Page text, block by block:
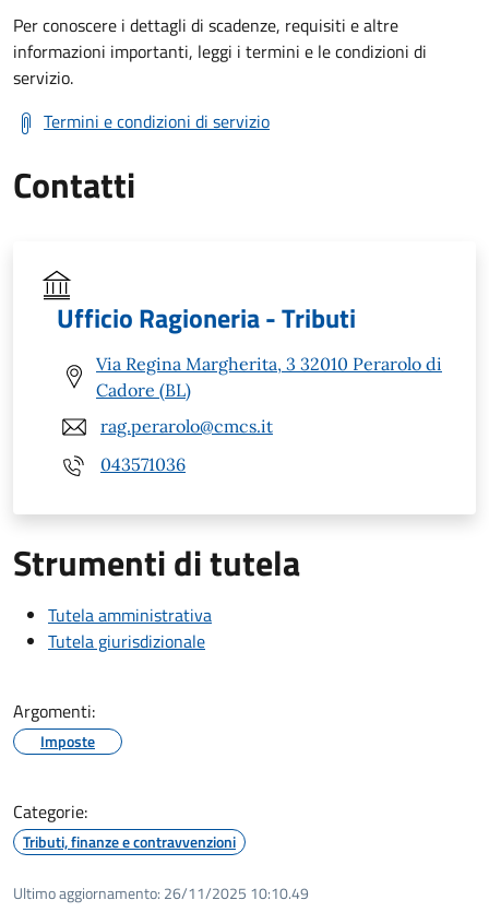
Per conoscere i dettagli di scadenze, requisiti e altre
informazioni importanti, leggi i termini e le condizioni di
servizio.
Termini e condizioni di servizio
Contatti
Ufficio Ragioneria - Tributi
Via Regina Margherita, 3 32010 Perarolo di
Cadore (BL)
rag.perarolo@cmcs.it
043571036
Strumenti di tutela
Tutela amministrativa
Tutela giurisdizionale
Argomenti:
Imposte
Categorie:
Tributi, finanze e contravvenzioni
Ultimo aggiornamento: 26/11/2025 10:10.49